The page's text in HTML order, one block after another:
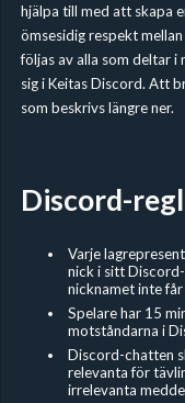
hjälpa till med att skapa
ömsesidig respekt
följas av alla som deltar i
sig i Keitas Discord. Att
som beskrivs längre ner.
Discord-
Varje
nick i sitt
nicknamet inte
Spelare har 15
motståndarna i
Discord-chatten
relevanta för
irrelevanta